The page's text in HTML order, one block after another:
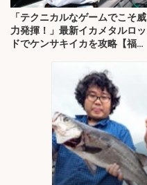
「テクニカルなゲームでこそ威
力発揮！」最新イカメタルロッ
ドでケンサキイカを攻略【福